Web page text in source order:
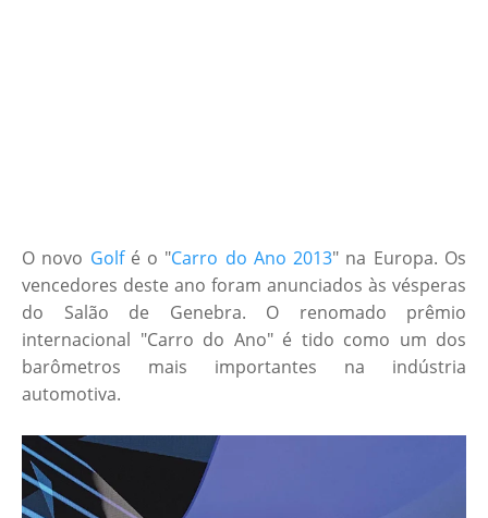
O novo Golfé o "Carro do Ano 2013" na Europa. Os
vencedores deste ano foram anunciados às vésperas
do Salão de Genebra. O renomado prêmio
internacional "Carro do Ano" é tido como um dos
barômetros mais importantes na indústria
automotiva.